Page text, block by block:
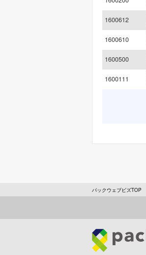
1600612
1600610
1600500
1600111
パックウェブビズTOP